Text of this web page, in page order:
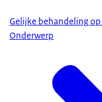
Gelijke behandeling
Onderwerp